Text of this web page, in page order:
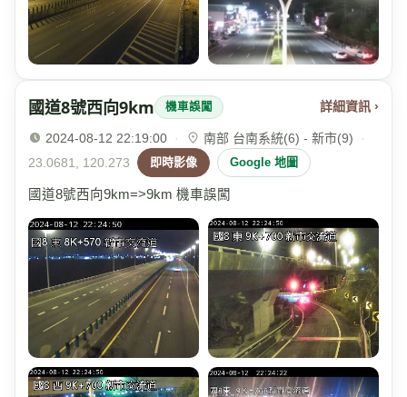
國道8號西向9km 機車誤闖 詳細資訊 ›
2024-08-12 22:19:00 · 南部 台南系統(6) - 新市(9)
·
23.0681, 120.273
即時影像 Google 地圖
國道8號西向9km=>9km 機車誤闖